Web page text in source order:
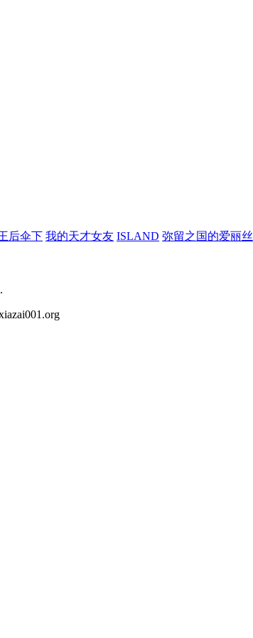
后伞下 我的天才女友 ISLAND 弥留之国的爱丽丝